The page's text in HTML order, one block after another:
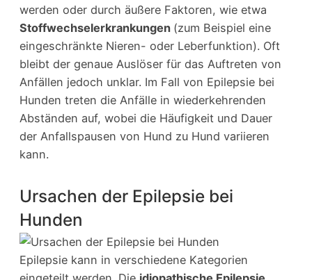
werden oder durch äußere Faktoren, wie etwa
Stoffwechselerkrankungen (zum Beispiel eine
eingeschränkte Nieren- oder Leberfunktion). Oft
bleibt der genaue Auslöser für das Auftreten von
Anfällen jedoch unklar. Im Fall von Epilepsie bei
Hunden treten die Anfälle in wiederkehrenden
Abständen auf, wobei die Häufigkeit und Dauer
der Anfallspausen von Hund zu Hund variieren
kann.
Ursachen der Epilepsie bei
Hunden
Epilepsie kann in verschiedene Kategorien